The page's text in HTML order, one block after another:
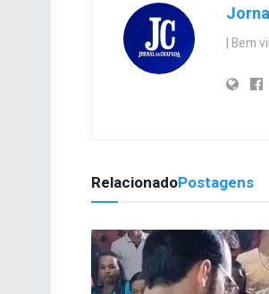
| Bem
RelacionadoPostagens